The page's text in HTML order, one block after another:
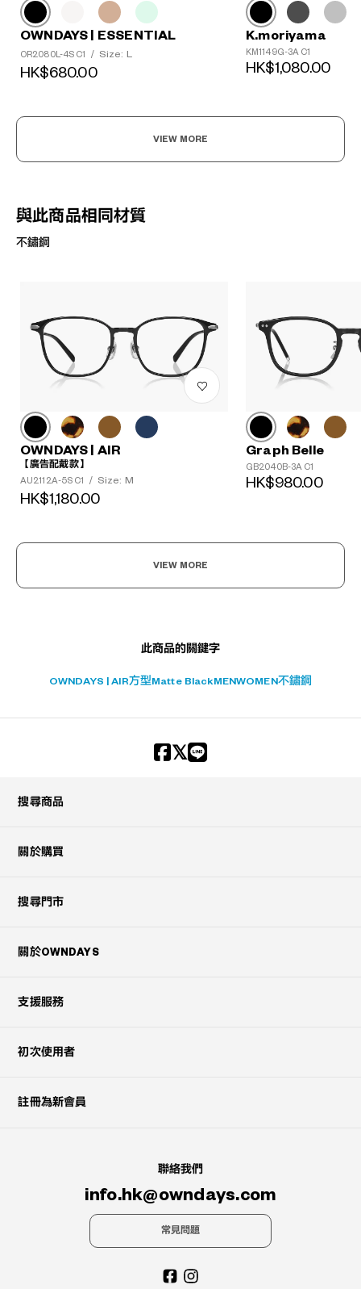
OWNDAYS | ESSENTIAL
OR2080L-4S C1 / Size: L
HK$680.00
K.moriyama
KM1149G-3A C1
HK$1,080.00
VIEW MORE
與此商品相同材質
不鏽鋼
OWNDAYS | AIR
【廣告配戴款】
AU2112A-5S C1
/ Size: M
HK$1,180.00
Graph Belle
GB2040B-3A C1
HK$980.00
VIEW MORE
此商品的關鍵字
OWNDAYS | AIR方型 Matte Black MENWOMEN不鏽鋼
搜尋商品
關於購買
搜尋門市
關於OWNDAYS
支援服務
初次使用者
註冊為新會員
聯絡我們
info.hk@owndays.com
常見問題